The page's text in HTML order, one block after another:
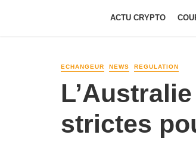
ACTU CRYPTO
ECHANGEUR NEWS REGULATION
strictes